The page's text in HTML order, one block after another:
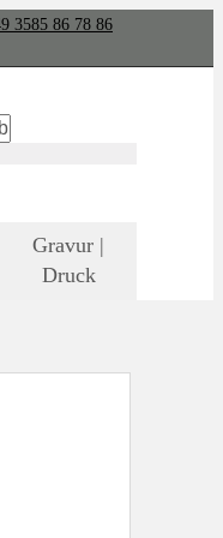
3585 86 78 86
Gravur |
Druck